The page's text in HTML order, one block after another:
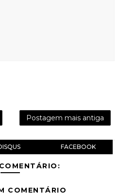
Postagem mais antiga
FACEBOOK
COMENTÁRIO